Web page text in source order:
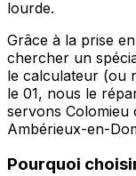
lourde.
Grâce à la prise
chercher un
le calculateur (ou
le 01, nous le
servons Colomieu
Ambérieux-en-
Pourquoi